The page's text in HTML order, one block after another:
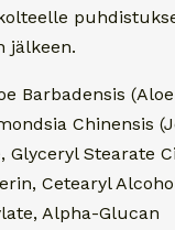
jälkeen.
Barbadensis
Chinensis
Glyceryl Stearate
Cetearyl
Alpha-Glucan